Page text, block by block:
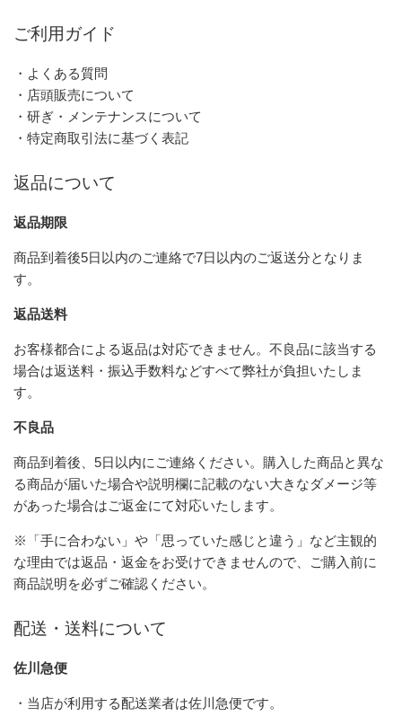
ご利用ガイド
・よくある質問
・店頭販売について
・研ぎ・メンテナンスについて
・特定商取引法に基づく表記
返品について
返品期限
商品到着後5日以内のご連絡で7日以内のご返送分となりま
す。
返品送料
お客様都合による返品は対応できません。不良品に該当する
場合は返送料・振込手数料などすべて弊社が負担いたしま
す。
不良品
商品到着後、5日以内にご連絡ください。購入した商品と異な
る商品が届いた場合や説明欄に記載のない大きなダメージ等
があった場合はご返金にて対応いたします。
※「手に合わない」や「思っていた感じと違う」など主観的
な理由では返品・返金をお受けできませんので、ご購入前に
商品説明を必ずご確認ください。
配送・送料について
佐川急便
・当店が利用する配送業者は佐川急便です。